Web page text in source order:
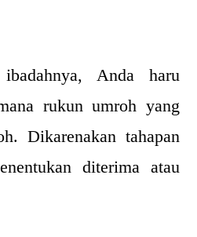
Anda haru
rukun umroh yang
Dikarenakan tahapan
diterima atau